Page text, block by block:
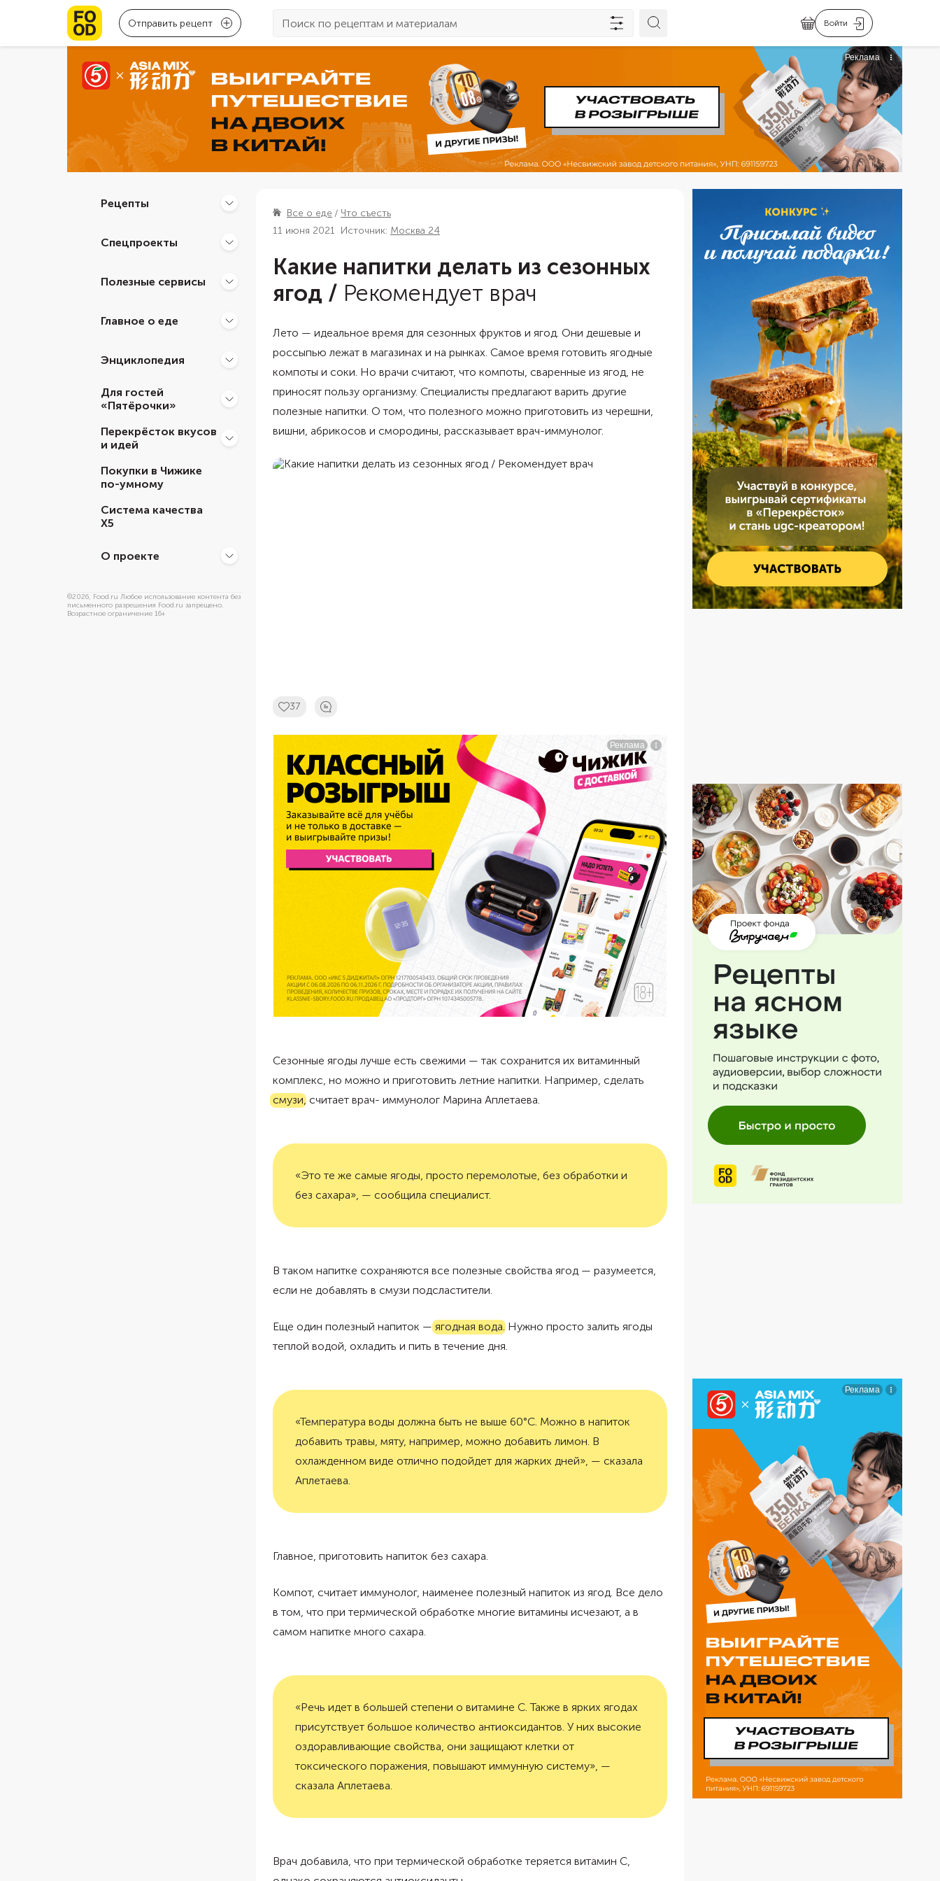
Отправить рецепт Войти
Рецепты
Спецпроекты
Полезные сервисы
Главное о еде
Энциклопедия
Для гостей
«Пятёрочки»
Перекрёсток вкусов
и идей
Покупки в Чижике
по-умному
Система качества
Х5
О проекте
©2026, Food.ru Любое использование контента без
письменного разрешения Food.ru запрещено.
Возрастное ограничение 16+
Все о еде
Что съесть
11 июня 2021 Источник: Москва 24
Какие напитки делать из сезонных
ягод / Рекомендует врач
Лето — идеальное время для сезонных фруктов и ягод. Они дешевые и
россыпью лежат в магазинах и на рынках. Самое время готовить ягодные
компоты и соки. Но врачи считают, что компоты, сваренные из ягод, не
приносят пользу организму. Специалисты предлагают варить другие
полезные напитки. О том, что полезного можно приготовить из черешни,
вишни, абрикосов и смородины, рассказывает врач-иммунолог.
37
Сезонные ягоды лучше есть свежими — так сохранится их витаминный
комплекс, но можно и приготовить летние напитки. Например, сделать
смузи, считает врач- иммунолог Марина Аплетаева.
«Это те же самые ягоды, просто перемолотые, без обработки и
без сахара», — сообщила специалист.
В таком напитке сохраняются все полезные свойства ягод — разумеется,
если не добавлять в смузи подсластители.
Еще один полезный напиток —ягодная вода. Нужно просто залить ягоды
теплой водой, охладить и пить в течение дня.
«Температура воды должна быть не выше 60°C. Можно в напиток
добавить травы, мяту, например, можно добавить лимон. В
охлажденном виде отлично подойдет для жарких дней», — сказала
Аплетаева.
Главное, приготовить напиток без сахара.
Компот, считает иммунолог, наименее полезный напиток из ягод. Все дело
в том, что при термической обработке многие витамины исчезают, а в
самом напитке много сахара.
«Речь идет в большей степени о витамине C. Также в ярких ягодах
присутствует большое количество антиоксидантов. У них высокие
оздоравливающие свойства, они защищают клетки от
токсического поражения, повышают иммунную систему», —
сказала Аплетаева.
Врач добавила, что при термической обработке теряется витамин С,